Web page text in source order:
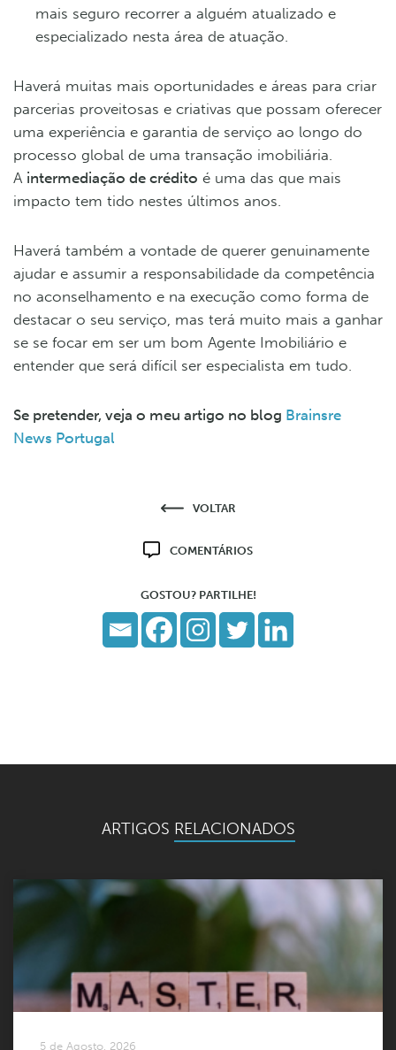
mais seguro recorrer a alguém atualizado e
especializado nesta área de atuação.
Haverá muitas mais oportunidades e áreas para criar
parcerias proveitosas e criativas que possam oferecer
uma experiência e garantia de serviço ao longo do
processo global de uma transação imobiliária.
A intermediação de crédito é uma das que mais
impacto tem tido nestes últimos anos.
Haverá também a vontade de querer genuinamente
ajudar e assumir a responsabilidade da competência
no aconselhamento e na execução como forma de
destacar o seu serviço, mas terá muito mais a ganhar
se se focar em ser um bom Agente Imobiliário e
entender que será difícil ser especialista em tudo.
Se pretender, veja o meu artigo no blog Brainsre
News Portugal
VOLTAR
COMENTÁRIOS
GOSTOU? PARTILHE!
ARTIGOS RELACIONADOS
5 de Agosto, 2026